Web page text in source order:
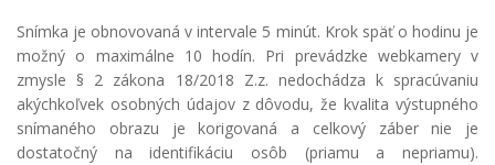
Snímka je obnovovaná v intervale 5 minút. Krok späť o hodinu je
možný o maximálne 10 hodín. Pri prevádzke webkamery v
zmysle § 2 zákona 18/2018 Z.z. nedochádza k spracúvaniu
akýchkoľvek osobných údajov z dôvodu, že kvalita výstupného
snímaného obrazu je korigovaná a celkový záber nie je
dostatočný na identifikáciu osôb (priamu a nepriamu).